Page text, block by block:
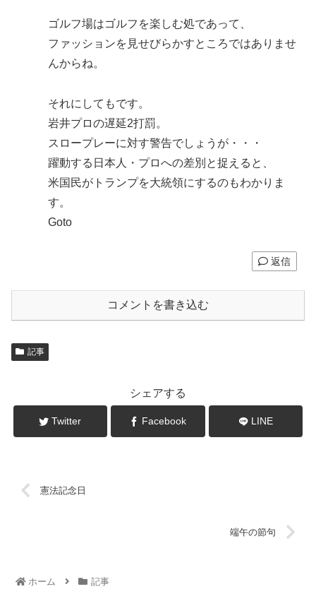
ゴルフ場はゴルフを楽しむ処であって、
ファッションを見せびらかすところではありませ
んからね。
それにしてもです。
岩井プロの遅延2打罰。
スロープレーに対す警告でしょうが・・・
躍動する日本人・プロへの差別と捉えると、
米国民がトランプを大統領にするのもわかりま
す。
Goto
返信
コメントを書き込む
記事
シェアする
Twitter Facebook LINE
憲法記念日
端午の節句
ホーム 記事